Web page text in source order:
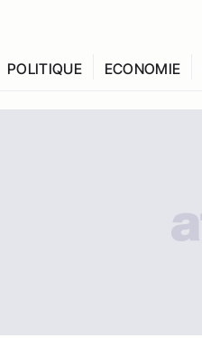
POLITIQUE ECONOMIE